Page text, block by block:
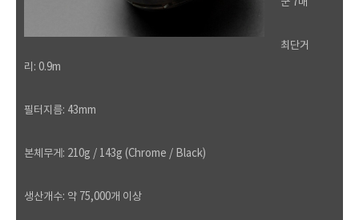
최단거
리: 0.9m
필터지름: 43mm
본체무게: 210g / 143g (Chrome / Black)
생산개수: 약 75,000개 이상